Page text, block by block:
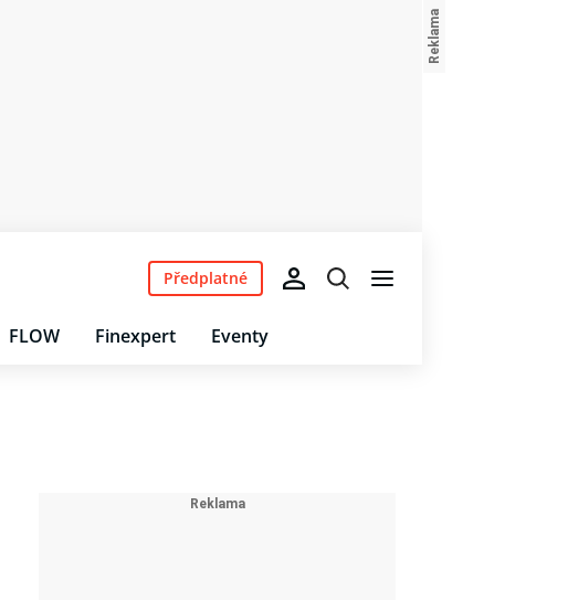
FLOW Finexpert Eventy
Předplatné